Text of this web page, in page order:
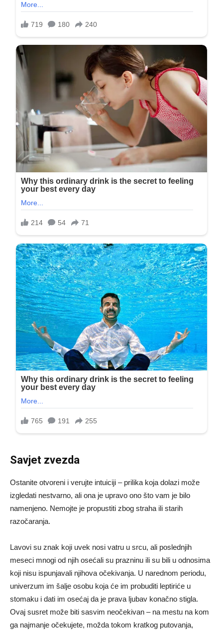
Savjet zvezda
Ostanite otvoreni i verujte intuiciji – prilika koja dolazi može
izgledati nestvarno, ali ona je upravo ono što vam je bilo
namenjeno. Nemojte je propustiti zbog straha ili starih
razočaranja.
Lavovi su znak koji uvek nosi vatru u srcu, ali poslednjih
meseci mnogi od njih osećali su prazninu ili su bili u odnosima
koji nisu ispunjavali njihova očekivanja. U narednom periodu,
univerzum im šalje osobu koja će im probuditi leptiriće u
stomaku i dati im osećaj da je prava ljubav konačno stigla.
Ovaj susret može biti sasvim neočekivan – na mestu na kom
ga najmanje očekujete, možda tokom kratkog putovanja,